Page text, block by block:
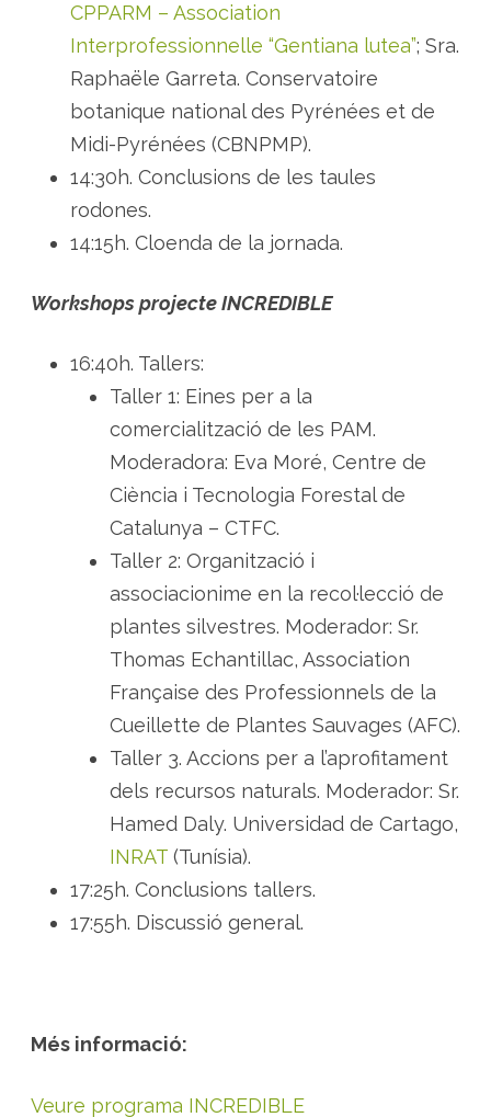
CPPARM – Association
Interprofessionnelle “Gentiana lutea”; Sra.
Raphaële Garreta. Conservatoire
botanique national des Pyrénées et de
Midi-Pyrénées (CBNPMP).
14:30h. Conclusions de les taules
rodones.
14:15h. Cloenda de la jornada.
Workshops projecte INCREDIBLE
16:40h. Tallers:
Taller 1: Eines per a la
comercialització de les PAM.
Moderadora: Eva Moré, Centre de
Ciència i Tecnologia Forestal de
Catalunya – CTFC.
Taller 2: Organització i
associacionime en la recol·lecció de
plantes silvestres. Moderador: Sr.
Thomas Echantillac, Association
Française des Professionnels de la
Cueillette de Plantes Sauvages (AFC).
Taller 3. Accions per a l’aprofitament
dels recursos naturals. Moderador: Sr.
Hamed Daly. Universidad de Cartago,
INRAT (Tunísia).
17:25h. Conclusions tallers.
17:55h. Discussió general.
Més informació:
Veure programa INCREDIBLE